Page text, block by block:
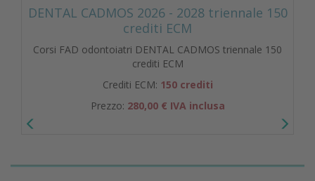
DENTAL CADMOS 2026 - 2028 triennale 150
crediti ECM
Corsi FAD odontoiatri DENTAL CADMOS triennale 150
crediti ECM
Crediti ECM: 150 crediti
Prezzo: 280,00 € IVA inclusa